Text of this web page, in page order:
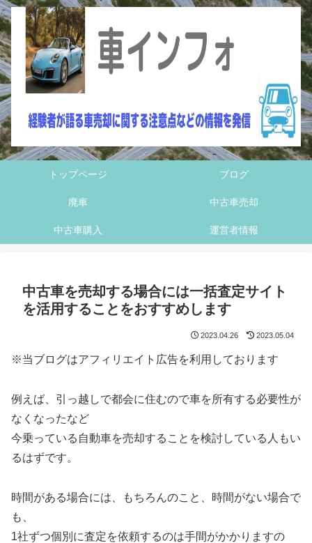
トップページ ブログ
廃車 中古車売却
中古車購入 運営者情報
中古車を売却する場合には一括査定サイト
を活用することをおすすめします
2023.04.26 2023.05.04
※当ブログはアフィリエイト広告を利用しております
例えば、引っ越しで都会に住むので車を所有する必要性が
なくなったなど
今乗っている自動車を売却することを検討している人もい
るはずです。
時間がある場合には、もちろんのこと、時間がない場合で
も、
1社ずつ個別に査定を依頼するのは手間がかかりますの